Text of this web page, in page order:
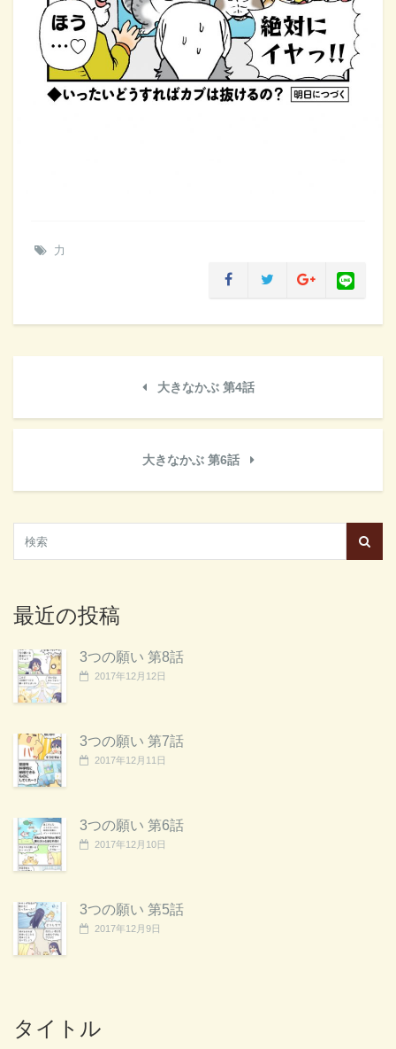
力
大きなかぶ 第4話
大きなかぶ 第6話
最近の投稿
3つの願い 第8話
2017年12月12日
3つの願い 第7話
2017年12月11日
3つの願い 第6話
2017年12月10日
3つの願い 第5話
2017年12月9日
タイトル